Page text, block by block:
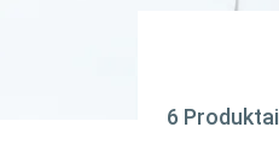
6 Produktai